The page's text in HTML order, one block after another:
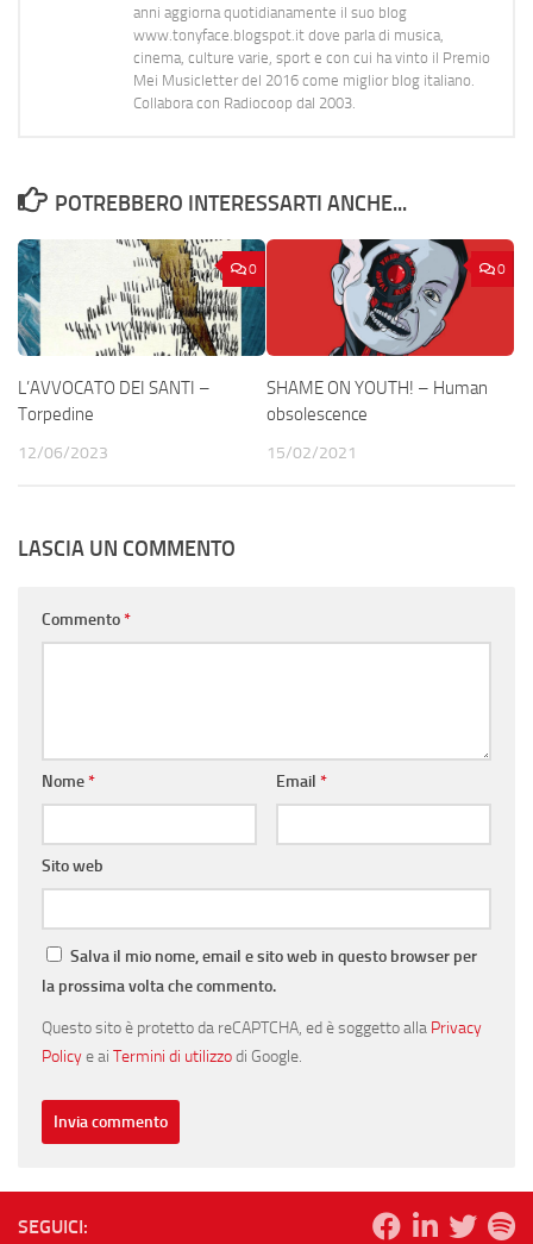
anni aggiorna quotidianamente il suo blog
www.tonyface.blogspot.it dove parla di musica,
cinema, culture varie, sport e con cui ha vinto il Premio
Mei Musicletter del 2016 come miglior blog italiano.
Collabora con Radiocoop dal 2003.
POTREBBERO INTERESSARTI ANCHE...
0
L’AVVOCATO DEI SANTI –
Torpedine
12/06/2023
0
SHAME ON YOUTH! – Human
obsolescence
15/02/2021
LASCIA UN COMMENTO
Commento*
Nome* Email *
Sito web
Salva il mio nome, email e sito web in questo browser per
la prossima volta che commento.
Questo sito è protetto da reCAPTCHA, ed è soggetto alla Privacy
Policye ai Termini di utilizzodi Google.
SEGUICI: